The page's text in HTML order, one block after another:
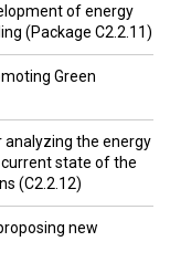
of energy
(Package C2.2.11)
Green
analyzing the energy
state of the
(C2.2.12)
new